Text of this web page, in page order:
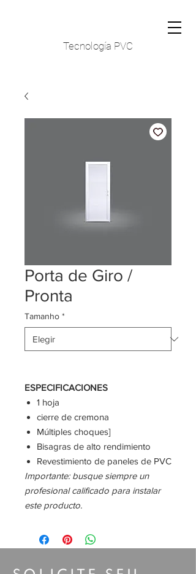
Tecnología PVC
Porta de Giro /
Pronta
Tamanho *
ESPECIFICACIONES
1 hoja
cierre de cremona
Múltiples choques]
Bisagras de alto rendimiento
Revestimiento de paneles de PVC
Importante: busque siempre un
profesional calificado para instalar
este producto.